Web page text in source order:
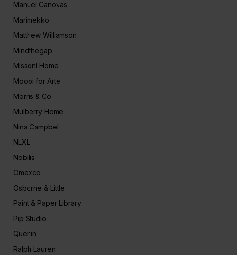
Manuel Canovas
Marimekko
Matthew Williamson
Mindthegap
Missoni Home
Moooi for Arte
Morris & Co
Mulberry Home
Nina Campbell
NLXL
Nobilis
Omexco
Osborne & Little
Paint & Paper Library
Pip Studio
Quenin
Ralph Lauren